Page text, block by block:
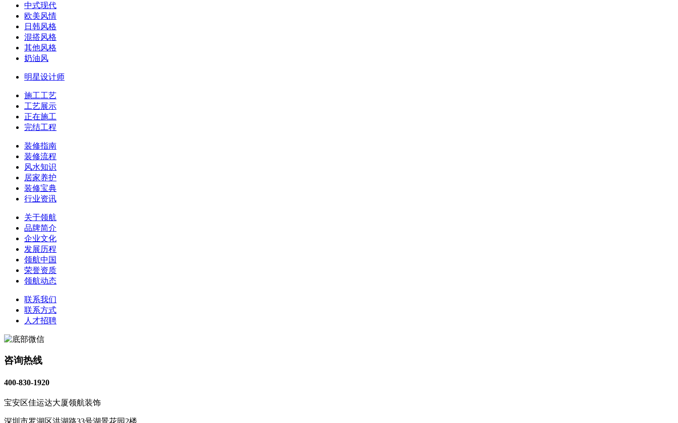
中式现代
欧美风情
日韩风格
混搭风格
其他风格
奶油风
明星设计师
施工工艺
工艺展示
正在施工
完结工程
装修指南
装修流程
风水知识
居家养护
装修宝典
行业资讯
关于领航
品牌简介
企业文化
发展历程
领航中国
荣誉资质
领航动态
联系我们
联系方式
人才招聘
咨询热线
400-830-1920
宝安区佳运达大厦领航装饰
深圳市罗湖区洪湖路33号湖景花园2楼